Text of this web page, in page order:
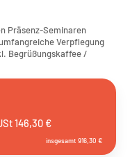
Präsenz-Seminaren
Verpflegung
Begrüßungskaffee /
146,30 €
insgesamt 916,30 €